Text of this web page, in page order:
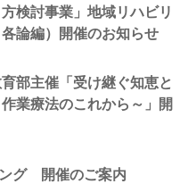
検討事業」地域リハビリ
論編）開催のお知らせ
部主催「受け継ぐ知恵と
業療法のこれから～」開
グ 開催のご案内